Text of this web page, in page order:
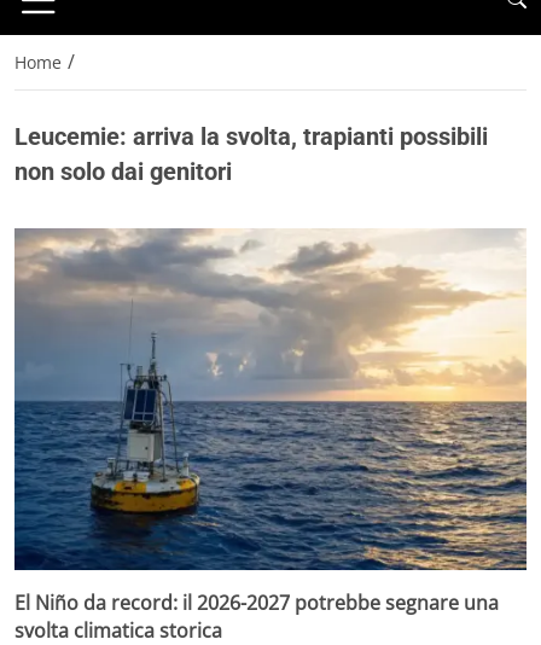
Home /
Leucemie: arriva la svolta, trapianti possibili
non solo dai genitori
El Niño da record: il 2026-2027 potrebbe segnare una
svolta climatica storica